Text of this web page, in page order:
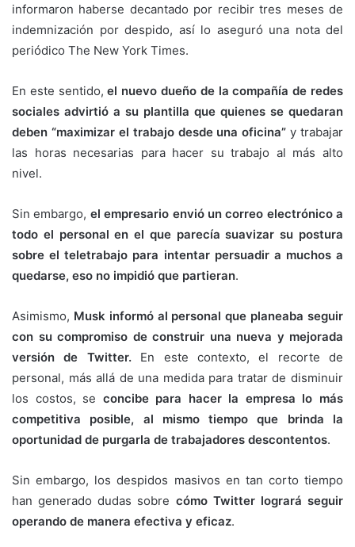
informaron haberse decantado por recibir tres meses de
indemnización por despido, así lo aseguró una nota del
periódico The New York Times.
En este sentido,el nuevo dueño de la compañía de redes
sociales advirtió a su plantilla que quienes se quedaran
deben “maximizar el trabajo desde una oficina” y trabajar
las horas necesarias para hacer su trabajo al más alto
nivel.
Sin embargo, el empresario envió un correo electrónico a
todo el personal en el que parecía suavizar su postura
sobre el teletrabajo para intentar persuadir a muchos a
quedarse, eso no impidió que partieran.
Asimismo, Musk informó al personal que planeaba seguir
con su compromiso de construir una nueva y mejorada
versión de Twitter.En este contexto, el recorte de
personal, más allá de una medida para tratar de disminuir
los costos, se concibe para hacer la empresa lo más
competitiva posible, al mismo tiempo que brinda la
oportunidad de purgarla de trabajadores descontentos.
Sin embargo, los despidos masivos en tan corto tiempo
han generado dudas sobre cómo Twitter logrará seguir
operando de manera efectiva y eficaz.